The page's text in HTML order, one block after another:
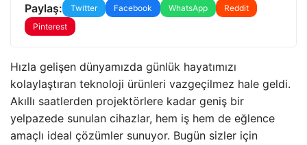
Paylaş: Twitter Facebook WhatsApp
Reddit
Pinterest
Hızla gelişen dünyamızda günlük hayatımızı
kolaylaştıran teknoloji ürünleri vazgeçilmez hale geldi.
Akıllı saatlerden projektörlere kadar geniş bir
yelpazede sunulan cihazlar, hem iş hem de eğlence
amaçlı ideal çözümler sunuyor. Bugün sizler için